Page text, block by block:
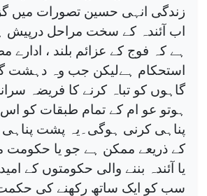
زندگی انہی حسین تصورات میں
اب آئندہ کے سخت مراحل درپیش
ہے کہ فوج کے عزائم بلند ،
استحکام ہےلیکن جب وہ دہشت
گاہوں کو تباہ کرنے کا فریضہ
ہوتو عو ام کے تمام طبقات کو
پناہی کرنی ہوگی۔یہ پشت پناہی
کے ذریعے ممکن ہے جو یا حکومت
یا آئندہ بننے والی حکومتوں کے
سب کو ایک ساتھ رکھنے کی حکمت